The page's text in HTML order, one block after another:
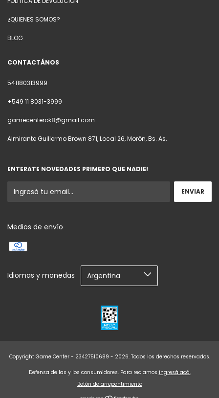
¿QUIENES SOMOS?
BLOG
CONTACTÁNOS
541180313999
+549 11 8031-3999
gamecenterok8@gmail.com
Almirante Guillermo Brown 871, Local 26, Morón, Bs. As.
ENTERATE NOVEDADES PRIMERO QUE NADIE!
Medios de envío
Idiomas y monedas
Copyright Game Center - 23427510689 - 2026. Todos los derechos reservados.
Defensa de las y los consumidores. Para reclamos ingresá acá.
Botón de arrepentimiento